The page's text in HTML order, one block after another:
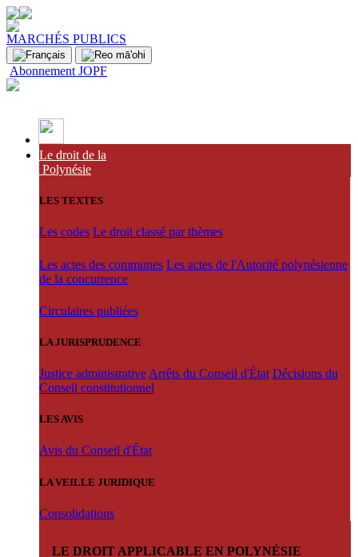
MARCHÉS PUBLICS
Abonnement JOPF
Le droit de la
Polynésie
LES TEXTES
Les codes Le droit classé par thèmes
Les actes des communes Les actes de l'Autorité polynésienne
de la concurrence
Circulaires publiées
LA JURISPRUDENCE
Justice administrative Arrêts du Conseil d'État Décisions du
Conseil constitutionnel
LES AVIS
Avis du Conseil d'État
LA VEILLE JURIDIQUE
Consolidations
LE DROIT APPLICABLE EN POLYNÉSIE